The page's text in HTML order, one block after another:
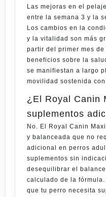
Las mejoras en el
entre la semana 3 y la
Los cambios en la
y la vitalidad son más
partir del primer mes
beneficios sobre la
se manifiestan a largo
movilidad sostenida
¿El Royal Canin
suplementos
No. El Royal Canin
y balanceada que no
adicional en perros
suplementos sin
desequilibrar el
calculado de la
que tu perro necesita